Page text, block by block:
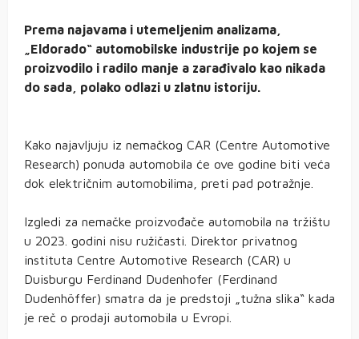
Prema najavama i utemeljenim analizama,
„Eldorado“ automobilske industrije po kojem se
proizvodilo i radilo manje a zarađivalo kao nikada
do sada, polako odlazi u zlatnu istoriju.
Kako najavljuju iz nemačkog CAR (Centre Automotive
Research) ponuda automobila će ove godine biti veća
dok električnim automobilima, preti pad potražnje.
Izgledi za nemačke proizvođače automobila na tržištu
u 2023. godini nisu ružičasti. Direktor privatnog
instituta Centre Automotive Research (CAR) u
Duisburgu Ferdinand Dudenhofer (Ferdinand
Dudenhöffer) smatra da je predstoji „tužna slika“ kada
je reč o prodaji automobila u Evropi.